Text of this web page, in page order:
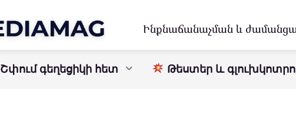
Ինքնաճանաչման և
Շփում գեղեցիկի հետ Թեստեր և